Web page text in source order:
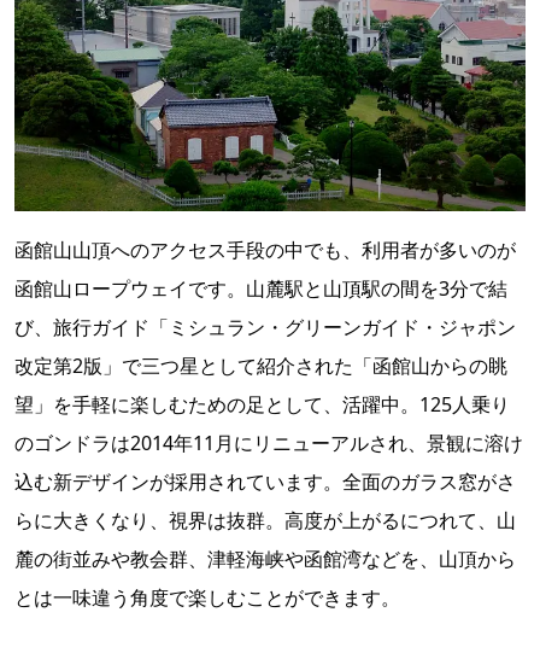
函館山山頂へのアクセス手段の中でも、利用者が多いのが
函館山ロープウェイです。山麓駅と山頂駅の間を3分で結
び、旅行ガイド「ミシュラン・グリーンガイド・ジャポン
改定第2版」で三つ星として紹介された「函館山からの眺
望」を手軽に楽しむための足として、活躍中。125人乗り
のゴンドラは2014年11月にリニューアルされ、景観に溶け
込む新デザインが採用されています。全面のガラス窓がさ
らに大きくなり、視界は抜群。高度が上がるにつれて、山
麓の街並みや教会群、津軽海峡や函館湾などを、山頂から
とは一味違う角度で楽しむことができます。